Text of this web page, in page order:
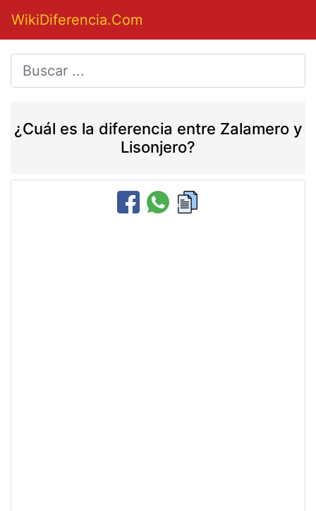
WikiDiferencia.Com
¿Cuál es la diferencia entre Zalamero y
Lisonjero?